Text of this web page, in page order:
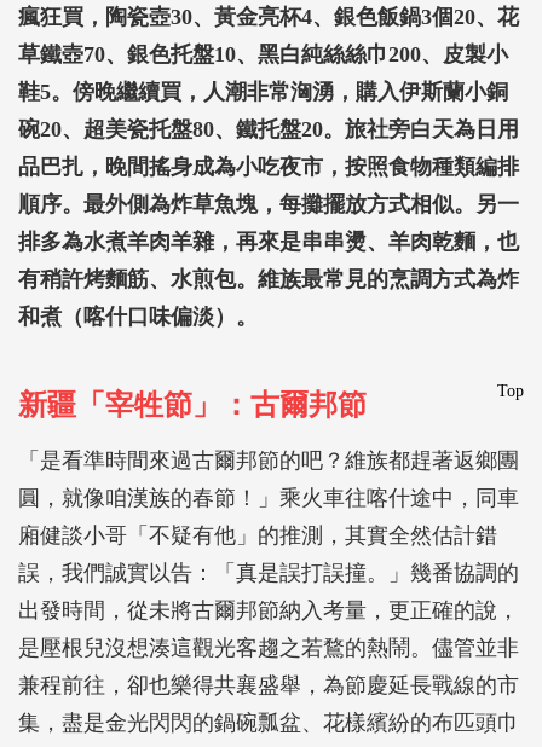
瘋狂買，陶瓷壺30、黃金亮杯4、銀色飯鍋3個20、花
草鐵壺70、銀色托盤10、黑白純絲絲巾200、皮製小
鞋5。傍晚繼續買，人潮非常洶湧，購入伊斯蘭小銅
碗20、超美瓷托盤80、鐵托盤20。旅社旁白天為日用
品巴扎，晚間搖身成為小吃夜市，按照食物種類編排
順序。最外側為炸草魚塊，每攤擺放方式相似。另一
排多為水煮羊肉羊雜，再來是串串燙、羊肉乾麵，也
有稍許烤麵筋、水煎包。維族最常見的烹調方式為炸
和煮（喀什口味偏淡）。
Top
新疆「宰牲節」：古爾邦節
「是看準時間來過古爾邦節的吧？維族都趕著返鄉團
圓，就像咱漢族的春節！」乘火車往喀什途中，同車
廂健談小哥「不疑有他」的推測，其實全然估計錯
誤，我們誠實以告：「真是誤打誤撞。」幾番協調的
出發時間，從未將古爾邦節納入考量，更正確的說，
是壓根兒沒想湊這觀光客趨之若鶩的熱鬧。儘管並非
兼程前往，卻也樂得共襄盛舉，為節慶延長戰線的市
集，盡是金光閃閃的鍋碗瓢盆、花樣繽紛的布匹頭巾